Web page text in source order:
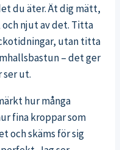
du äter. Ät dig mätt,
njut av det. Titta
utan titta
– det ger
ser ut.
hur många
fina kroppar som
och skäms för sig